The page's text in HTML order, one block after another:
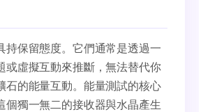
持保留態度。它們通常是透過一
或虛擬互動來推斷，無法替代你
石的能量互動。能量測試的核心
個獨一無二的接收器與水晶產生